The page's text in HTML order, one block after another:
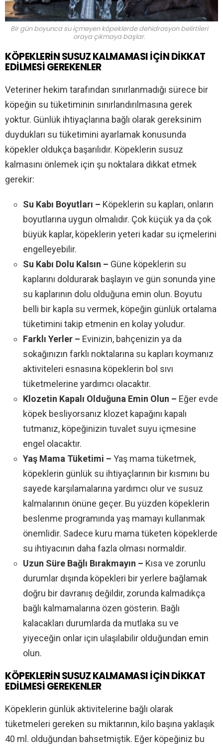
Bir gün boyunca su içmeyen köpeklerde dehidrasyon belirtileri
oraya çıkmaya başlar.
KÖPEKLERİN SUSUZ KALMAMASI İÇİN DİKKAT
EDİLMESİ GEREKENLER
Veteriner hekim tarafından sınırlanmadığı sürece bir
köpeğin su tüketiminin sınırlandırılmasına gerek
yoktur. Günlük ihtiyaçlarına bağlı olarak gereksinim
duydukları su tüketimini ayarlamak konusunda
köpekler oldukça başarılıdır. Köpeklerin susuz
kalmasını önlemek için şu noktalara dikkat etmek
gerekir:
Su Kabı Boyutları – Köpeklerin su kapları, onların
boyutlarına uygun olmalıdır. Çok küçük ya da çok
büyük kaplar, köpeklerin yeteri kadar su içmelerini
engelleyebilir.
Su Kabı Dolu Kalsın – Güne köpeklerin su
kaplarını doldurarak başlayın ve gün sonunda yine
su kaplarının dolu olduğuna emin olun. Boyutu
belli bir kapla su vermek, köpeğin günlük ortalama
tüketimini takip etmenin en kolay yoludur.
Farklı Yerler – Evinizin, bahçenizin ya da
sokağınızın farklı noktalarına su kapları koymanız
aktiviteleri esnasına köpeklerin bol sıvı
tüketmelerine yardımcı olacaktır.
Klozetin Kapalı Olduğuna Emin Olun – Eğer evde
köpek besliyorsanız klozet kapağını kapalı
tutmanız, köpeğinizin tuvalet suyu içmesine
engel olacaktır.
Yaş Mama Tüketimi – Yaş mama tüketmek,
köpeklerin günlük su ihtiyaçlarının bir kısmını bu
sayede karşılamalarına yardımcı olur ve susuz
kalmalarının önüne geçer. Bu yüzden köpeklerin
beslenme programında yaş mamayı kullanmak
önemlidir. Sadece kuru mama tüketen köpeklerde
su ihtiyacının daha fazla olması normaldir.
Uzun Süre Bağlı Bırakmayın – Kısa ve zorunlu
durumlar dışında köpekleri bir yerlere bağlamak
doğru bir davranış değildir, zorunda kalmadıkça
bağlı kalmamalarına özen gösterin. Bağlı
kalacakları durumlarda da mutlaka su ve
yiyeceğin onlar için ulaşılabilir olduğundan emin
olun.
KÖPEKLERİN SUSUZ KALMAMASI İÇİN DİKKAT
EDİLMESİ GEREKENLER
Köpeklerin günlük aktivitelerine bağlı olarak
tüketmeleri gereken su miktarının, kilo başına yaklaşık
40 ml. olduğundan bahsetmiştik. Eğer köpeğiniz bu